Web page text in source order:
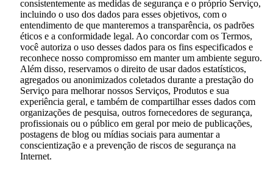
consistentemente as medidas de segurança e o próprio Serviço,
incluindo o uso dos dados para esses objetivos, com o
entendimento de que manteremos a transparência, os padrões
éticos e a conformidade legal. Ao concordar com os Termos,
você autoriza o uso desses dados para os fins especificados e
reconhece nosso compromisso em manter um ambiente seguro.
Além disso, reservamos o direito de usar dados estatísticos,
agregados ou anonimizados coletados durante a prestação do
Serviço para melhorar nossos Serviços, Produtos e sua
experiência geral, e também de compartilhar esses dados com
organizações de pesquisa, outros fornecedores de segurança,
profissionais ou o público em geral por meio de publicações,
postagens de blog ou mídias sociais para aumentar a
conscientização e a prevenção de riscos de segurança na
Internet.